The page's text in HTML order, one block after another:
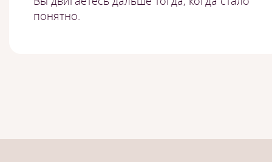
понятно.